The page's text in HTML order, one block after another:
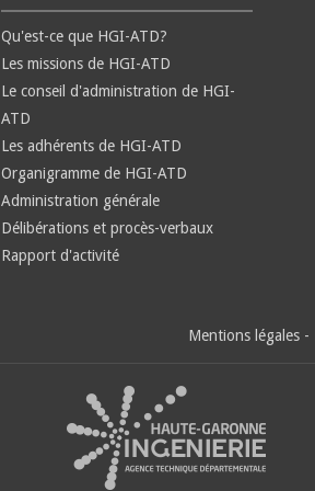
Qu'est-ce que HGI-ATD?
Les missions de HGI-ATD
Le conseil d'administration de HGI-
ATD
Les adhérents de HGI-ATD
Organigramme de HGI-ATD
Administration générale
Délibérations et procès-verbaux
Rapport d'activité
Mentions légales -